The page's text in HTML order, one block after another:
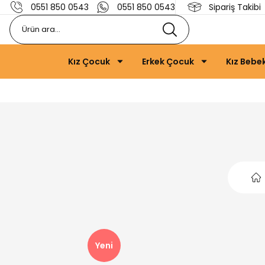
0551 850 0543 0551 850 0543 Sipariş Takibi
Kız Çocuk Erkek Çocuk Kız
Yeni